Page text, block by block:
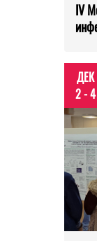
IV
ДЕК
2 - 4